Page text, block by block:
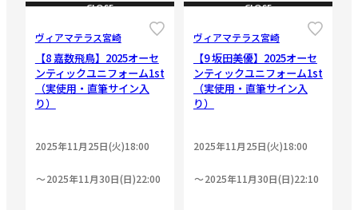
CLOSE
ヴィアマテラス宮崎
【8 嘉数飛鳥】2025オーセ
ンティックユニフォーム1st
（実使用・直筆サイン入
り）
2025年11月25日(火)18:00
2025年11月30日(日)22:00
CLOSE
ヴィアマテラス宮崎
【9 坂田美優】2025オーセ
ンティックユニフォーム1st
（実使用・直筆サイン入
り）
2025年11月25日(火)18:00
2025年11月30日(日)22:10